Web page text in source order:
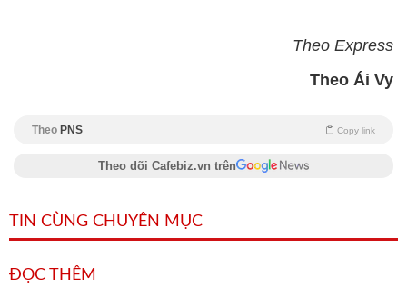
Theo Express
Theo Ái Vy
Theo PNS Copy link
Theo dõi Cafebiz.vn trên
TIN CÙNG CHUYÊN MỤC
ĐỌC THÊM